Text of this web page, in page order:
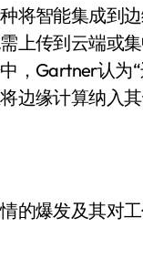
上传到云端或
，Gartner认为
边缘计算纳入其
的爆发及其对